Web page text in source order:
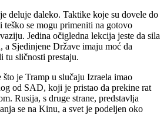
deluje daleko. Taktike koje su dovele do
teško se mogu primeniti na gotovo
Jedina očigledna lekcija jeste da sila
Sjedinjene Države imaju moć da
tu sličnosti prestaju.
je Tramp u slučaju Izraela imao
od SAD, koji je pristao da prekine rat
Rusija, s druge strane, predstavlja
se na Kinu, a svet je podeljen oko